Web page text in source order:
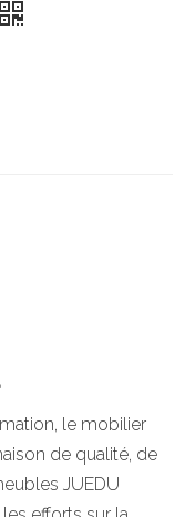
le mobilier
de qualité, de
JUEDU